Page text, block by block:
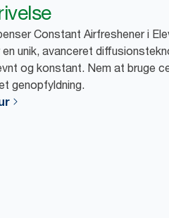
Constant Airfreshener i
en unik, avanceret
og konstant. Nem at bruge
genopfyldning.